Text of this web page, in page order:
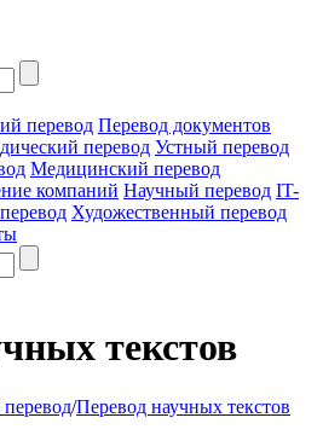
перевод Перевод документов
перевод Устный перевод
Медицинский перевод
компаний Научный перевод IT-
Художественный перевод
текстов
/Перевод научных текстов